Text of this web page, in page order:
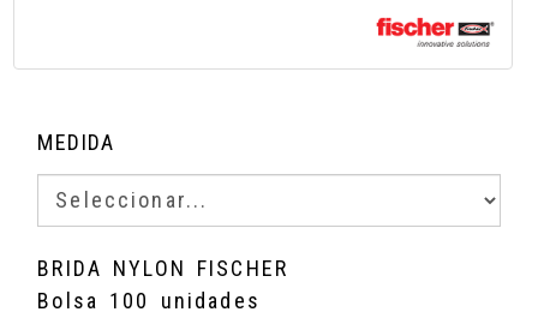
MEDIDA
BRIDA NYLON FISCHER
Bolsa 100 unidades